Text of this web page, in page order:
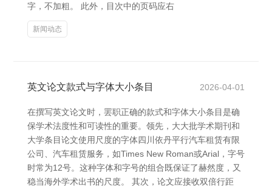
字，不加粗。 此外，目次中的页码应右
新闻动态
英文论文款式与字体大小条目 2026-04-01
在撰写英文论文时，罢职正确的款式和字体大小条目是确
保学术法度性和可读性的重要。领先，大大批学术期刊和
大学条目论文使用尺度的字体四川依丹平行汽车租赁有限
公司、汽车租赁服务，如Times New Roman或Arial，字号
时常为12号。这种字体和字号的组合既保证了赫然度，又
稳当海外学术出书的尺度。 其次，论文应接收双倍行距